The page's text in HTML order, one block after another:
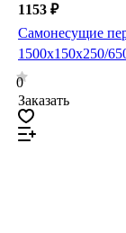
1153 ₽
Самонесущие
1500х150х250/
0
Заказать